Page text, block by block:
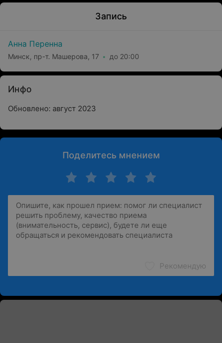
Запись
Анна Перенна
Минск, пр-т. Машерова, 17 до 20:00
Инфо
Обновлено: август 2023
Поделитесь мнением
Рекомендую